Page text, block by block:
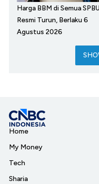
Harga BBM di Semua
Resmi Turun, Berlaku 6
Agustus 2026
Home
My Money
Tech
Sharia